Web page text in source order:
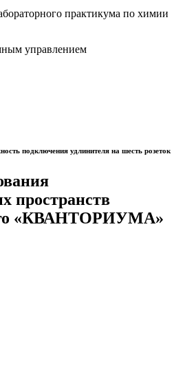
практикума по химии
управлением
подключения удлинителя на шесть розеток
пространств
«КВАНТОРИУМА»